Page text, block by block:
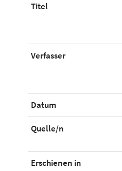
Titel
Verfasser
Datum
Quelle/n
Erschienen in